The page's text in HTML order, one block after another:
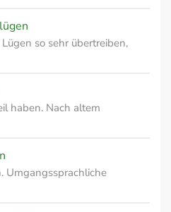
so sehr übertreiben,
haben. Nach altem
Umgangssprachliche